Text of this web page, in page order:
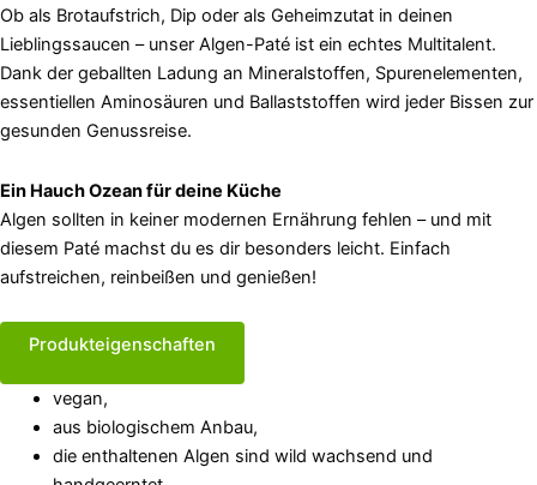
Ob als Brotaufstrich, Dip oder als Geheimzutat in deinen
Lieblingssaucen – unser Algen-Paté ist ein echtes Multitalent.
Dank der geballten Ladung an Mineralstoffen, Spurenelementen,
essentiellen Aminosäuren und Ballaststoffen wird jeder Bissen zur
gesunden Genussreise.
Ein Hauch Ozean für deine Küche
Algen sollten in keiner modernen Ernährung fehlen – und mit
diesem Paté machst du es dir besonders leicht. Einfach
aufstreichen, reinbeißen und genießen!
Produkteigenschaften
vegan,
aus biologischem Anbau,
die enthaltenen Algen sind wild wachsend und